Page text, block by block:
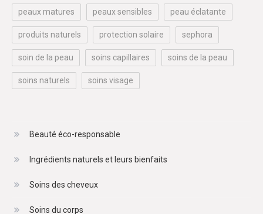
peaux matures peaux sensibles peau éclatante
produits naturels protection solaire sephora
soin de la peau soins capillaires soins de la peau
soins naturels soins visage
Beauté éco-responsable
Ingrédients naturels et leurs bienfaits
Soins des cheveux
Soins du corps